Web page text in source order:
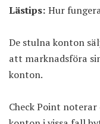
Lästips: Hur
De stulna konton
att marknadsföra
konton.
Check Point